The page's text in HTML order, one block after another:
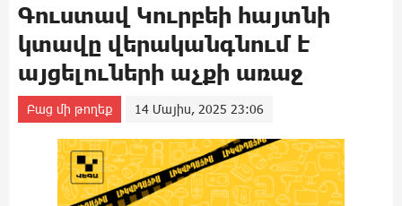
Գուստավ Կուրբեի հայտնի
կտավը վերականգնում է
այցելուների աչքի առաջ
Բաց մի թողեք 14 Մայիս, 2025 23:06